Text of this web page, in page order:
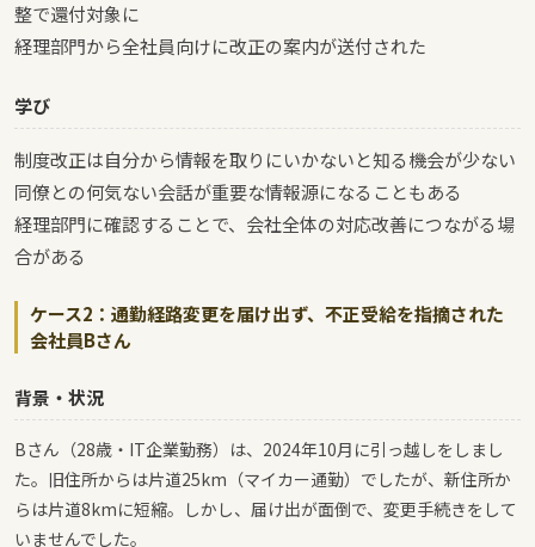
整で還付対象に
経理部門から全社員向けに改正の案内が送付された
学び
制度改正は自分から情報を取りにいかないと知る機会が少ない
同僚との何気ない会話が重要な情報源になることもある
経理部門に確認することで、会社全体の対応改善につながる場
合がある
ケース2：通勤経路変更を届け出ず、不正受給を指摘された
会社員Bさん
背景・状況
Bさん（28歳・IT企業勤務）は、2024年10月に引っ越しをしまし
た。旧住所からは片道25km（マイカー通勤）でしたが、新住所か
らは片道8kmに短縮。しかし、届け出が面倒で、変更手続きをして
いませんでした。